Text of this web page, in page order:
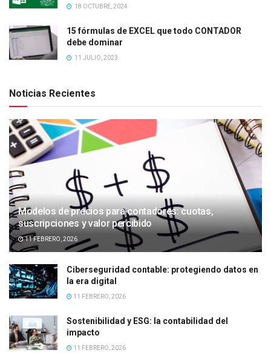
18 OCTUBRE, 2024
15 fórmulas de EXCEL que todo CONTADOR
debe dominar
11 JULIO, 2023
Noticias Recientes
Modelos de precios para contadores: cuotas,
suscripciones y valor percibido
11 FEBRERO, 2026
Ciberseguridad contable: protegiendo datos en
la era digital
11 FEBRERO, 2026
Sostenibilidad y ESG: la contabilidad del
impacto
11 FEBRERO, 2026